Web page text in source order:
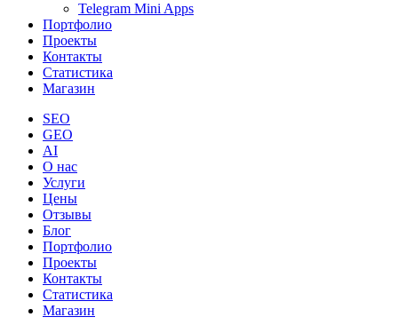
Telegram Mini Apps
Портфолио
Проекты
Контакты
Статистика
Магазин
SEO
GEO
AI
О нас
Услуги
Цены
Отзывы
Блог
Портфолио
Проекты
Контакты
Статистика
Магазин